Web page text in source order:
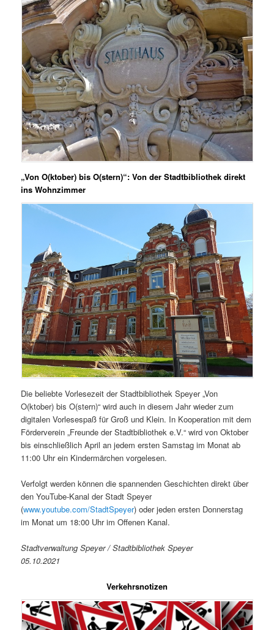
„Von O(ktober) bis O(stern)“: Von der Stadtbibliothek direkt
ins Wohnzimmer
Die beliebte Vorlesezeit der Stadtbibliothek Speyer „Von
O(ktober) bis O(stern)“ wird auch in diesem Jahr wieder zum
digitalen Vorlesespaß für Groß und Klein. In Kooperation mit dem
Förderverein „Freunde der Stadtbibliothek e.V.“ wird von Oktober
bis einschließlich April an jedem ersten Samstag im Monat ab
11:00 Uhr ein Kindermärchen vorgelesen.
Verfolgt werden können die spannenden Geschichten direkt über
den YouTube-Kanal der Stadt Speyer
(www.youtube.com/StadtSpeyer) oder jeden ersten Donnerstag
im Monat um 18:00 Uhr im Offenen Kanal.
Stadtverwaltung Speyer / Stadtbibliothek Speyer
05.10.2021
Verkehrsnotizen